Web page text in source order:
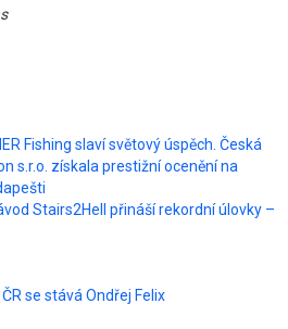
Fishing slaví světový úspěch. Česká
s.r.o. získala prestižní ocenění na
Stairs2Hell přináší rekordní úlovky –
se stává Ondřej Felix